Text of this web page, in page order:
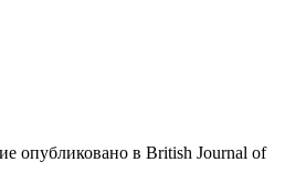
опубликовано в British Journal of